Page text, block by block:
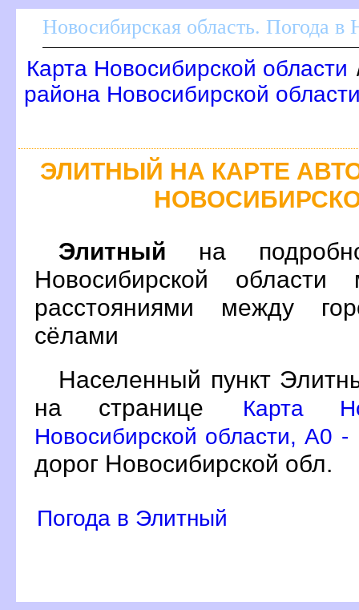
Новосибирская область. Погода в
Карта Новосибирской области
района Новосибирской
ЭЛИТНЫЙ НА КАРТЕ
Элитный на
Новосибирской
расстояниями между
сёлами
Населенный пункт
на странице
Карта
Новосибирской области, A0 -
дорог Новосибирской обл.
Погода в Элитный